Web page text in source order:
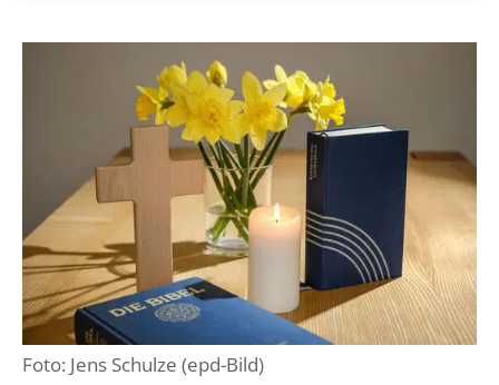
Foto: Jens Schulze (epd-Bild)